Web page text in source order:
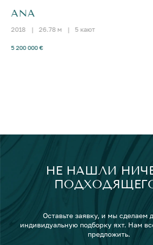
ANA
2018 | 26.78 м | 5 кают
5 200 000 €
НЕ НАШЛИ
Оставьте заявку, и мы сделаем
индивидуальную подборку яхт. Нам
предложить.